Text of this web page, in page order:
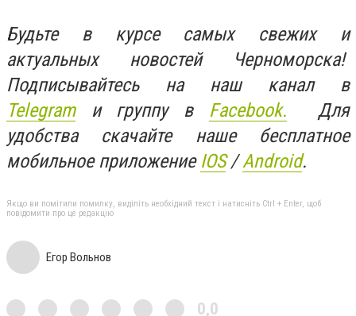
Будьте в курсе самых свежих и
актуальных новостей Черноморска!
Подписывайтесь на наш канал в
Telegramи группу в Facebook. Для
удобства скачайте наше бесплатное
мобильное приложение IOS/Android.
Якщо ви помітили помилку, виділіть необхідний текст і натисніть Ctrl + Enter, щоб
повідомити про це редакцію
Егор Вольнов
0,0